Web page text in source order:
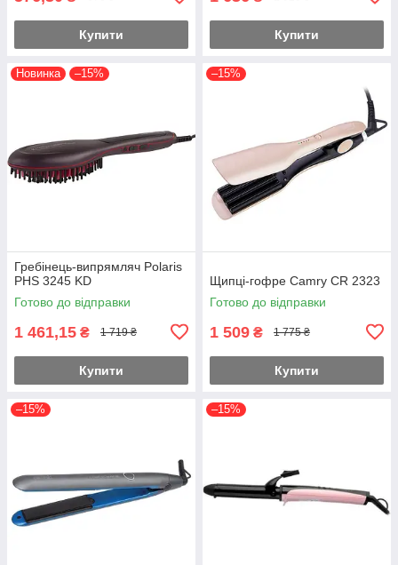
Купити Купити
Новинка –15%
Гребінець-випрямляч Polaris
PHS 3245 KD
Готово до відправки
1 461,15 ₴ 1 719 ₴
Купити
–15%
Щипці-гофре Camry CR 2323
Готово до відправки
1 509 ₴ 1 775 ₴
Купити
–15% –15%